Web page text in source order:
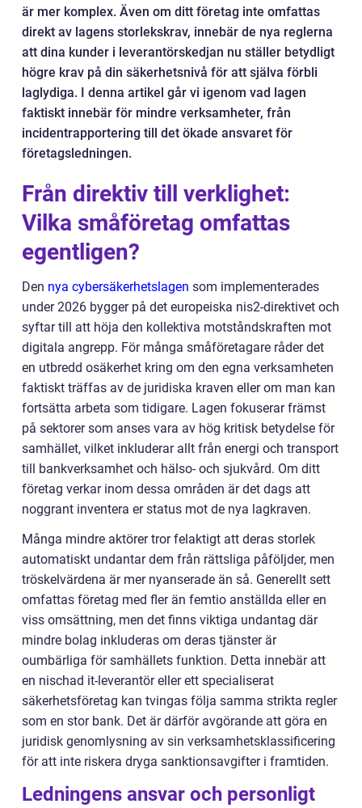
är mer komplex. Även om ditt företag inte omfattas
direkt av lagens storlekskrav, innebär de nya reglerna
att dina kunder i leverantörskedjan nu ställer betydligt
högre krav på din säkerhetsnivå för att själva förbli
laglydiga. I denna artikel går vi igenom vad lagen
faktiskt innebär för mindre verksamheter, från
incidentrapportering till det ökade ansvaret för
företagsledningen.
Från direktiv till verklighet:
Vilka småföretag omfattas
egentligen?
Den nya cybersäkerhetslagen som implementerades
under 2026 bygger på det europeiska nis2-direktivet och
syftar till att höja den kollektiva motståndskraften mot
digitala angrepp. För många småföretagare råder det
en utbredd osäkerhet kring om den egna verksamheten
faktiskt träffas av de juridiska kraven eller om man kan
fortsätta arbeta som tidigare. Lagen fokuserar främst
på sektorer som anses vara av hög kritisk betydelse för
samhället, vilket inkluderar allt från energi och transport
till bankverksamhet och hälso- och sjukvård. Om ditt
företag verkar inom dessa områden är det dags att
noggrant inventera er status mot de nya lagkraven.
Många mindre aktörer tror felaktigt att deras storlek
automatiskt undantar dem från rättsliga påföljder, men
tröskelvärdena är mer nyanserade än så. Generellt sett
omfattas företag med fler än femtio anställda eller en
viss omsättning, men det finns viktiga undantag där
mindre bolag inkluderas om deras tjänster är
oumbärliga för samhällets funktion. Detta innebär att
en nischad it-leverantör eller ett specialiserat
säkerhetsföretag kan tvingas följa samma strikta regler
som en stor bank. Det är därför avgörande att göra en
juridisk genomlysning av sin verksamhetsklassificering
för att inte riskera dryga sanktionsavgifter i framtiden.
Ledningens ansvar och personligt